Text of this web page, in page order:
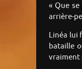
« Que
arrière-
Linéa lui
bataille
vraiment